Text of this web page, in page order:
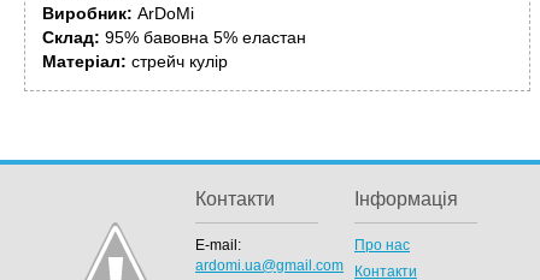
Виробник: ArDoMi
Склад: 95% бавовна 5% еластан
Матеріал: стрейч кулір
Контакти
E-mail:
ardomi.ua@gmail.com
Інформація
Про нас
Контакти